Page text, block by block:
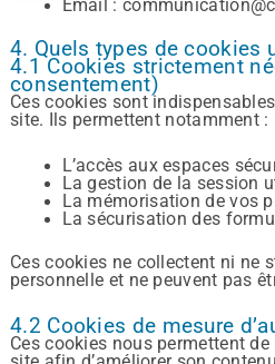
Email :
4. Quels types de cookies
4.1 Cookies strictement
consentement)
Ces cookies sont
site. Ils permettent notamment :
L’accès aux espaces
La gestion de la session
La mémorisation de vos
La sécurisation des
Ces cookies ne collectent ni ne
personnelle et ne peuvent pas
4.2 Cookies de mesure
Ces cookies nous permettent